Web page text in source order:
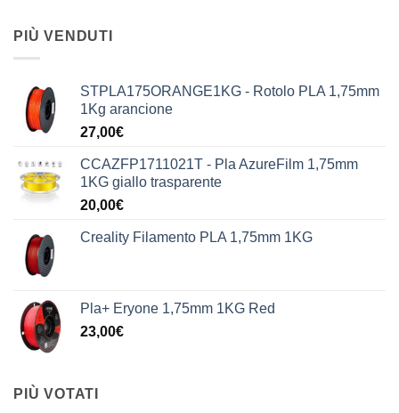
PIÙ VENDUTI
STPLA175ORANGE1KG - Rotolo PLA 1,75mm
1Kg arancione
27,00€
CCAZFP1711021T - Pla AzureFilm 1,75mm
1KG giallo trasparente
20,00€
Creality Filamento PLA 1,75mm 1KG
Pla+ Eryone 1,75mm 1KG Red
23,00€
PIÙ VOTATI